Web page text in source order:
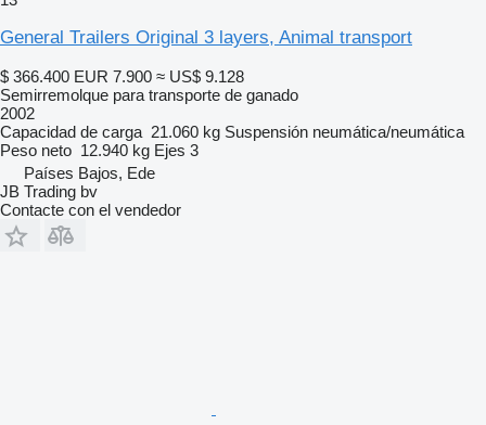
General Trailers Original 3 layers, Animal transport
$ 366.400 EUR 7.900 ≈ US$ 9.128
Semirremolque para transporte de ganado
2002
Capacidad de carga 21.060 kg Suspensión neumática/neumática
Peso neto 12.940 kg Ejes 3
Países Bajos, Ede
JB Trading bv
Contacte con el vendedor